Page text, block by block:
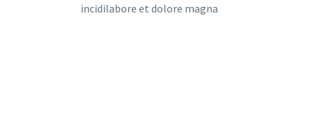
incidilabore et dolore magna